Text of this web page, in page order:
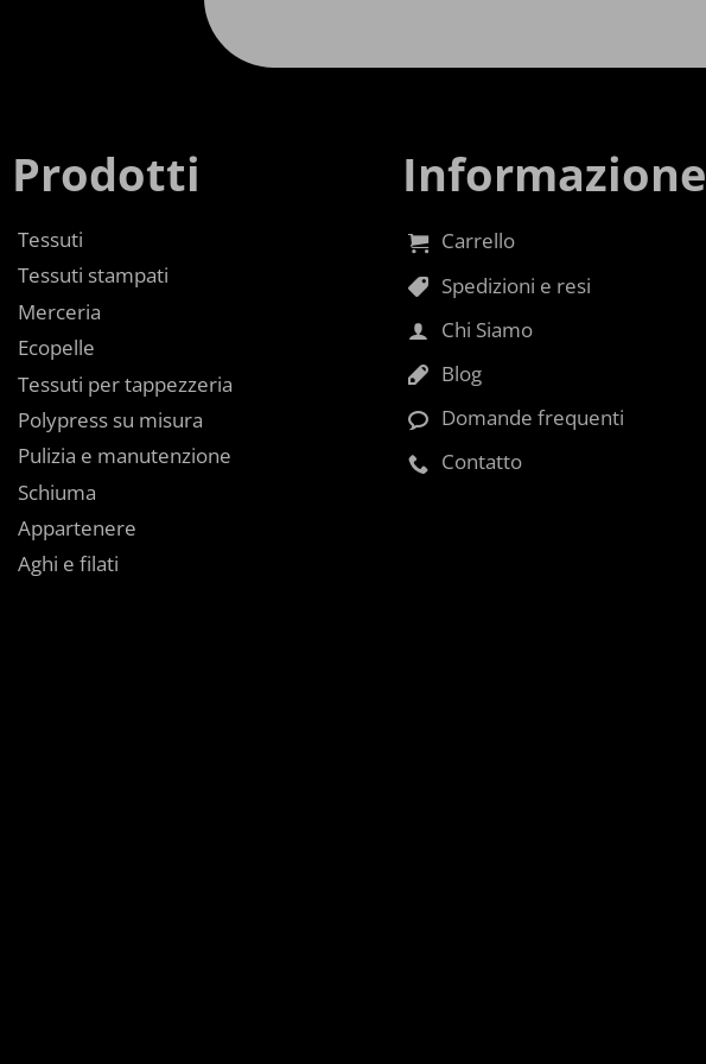
Prodotti
Tessuti
Tessuti stampati
Merceria
Ecopelle
Tessuti per tappezzeria
Polypress su misura
Pulizia e manutenzione
Schiuma
Appartenere
Aghi e filati
Informazione
Carrello
Spedizioni e resi
Chi Siamo
Blog
Domande frequenti
Contatto